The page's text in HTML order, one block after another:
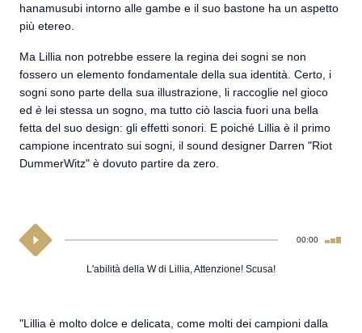
hanamusubi intorno alle gambe e il suo bastone ha un aspetto
più etereo.
Ma Lillia non potrebbe essere la regina dei sogni se non
fossero un elemento fondamentale della sua identità. Certo, i
sogni sono parte della sua illustrazione, li raccoglie nel gioco
ed è lei stessa un sogno, ma tutto ciò lascia fuori una bella
fetta del suo design: gli effetti sonori. E poiché Lillia è il primo
campione incentrato sui sogni, il sound designer Darren "Riot
DummerWitz" è dovuto partire da zero.
00:00
L'abilità della W di Lillia, Attenzione! Scusa!
"Lillia è molto dolce e delicata, come molti dei campioni dalla